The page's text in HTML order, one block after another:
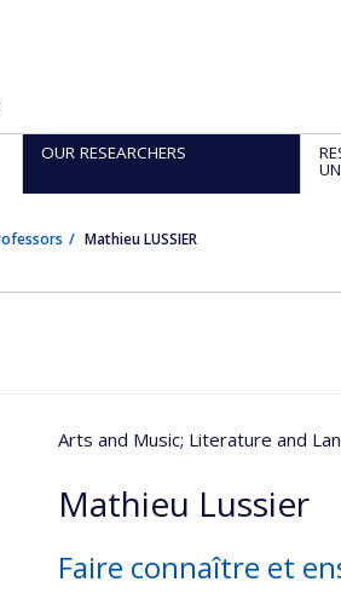
OUR RESEARCHERS
Mathieu LUSSIER
Arts and Music; Literature and
Mathieu Lussier
Faire connaître et